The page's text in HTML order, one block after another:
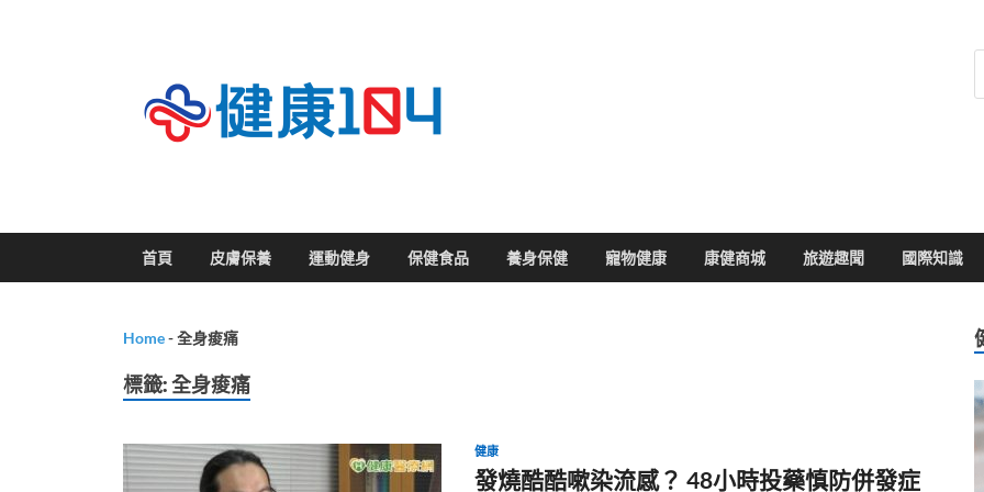
首頁 皮膚保養 運動健身 保健食品 養身保健 寵物健康 康健商城 旅遊趣聞 國際知識
Home-全身痠痛
標籤:全身痠痛
健康
發燒酷酷嗽染流感？ 48小時投藥慎防併發症